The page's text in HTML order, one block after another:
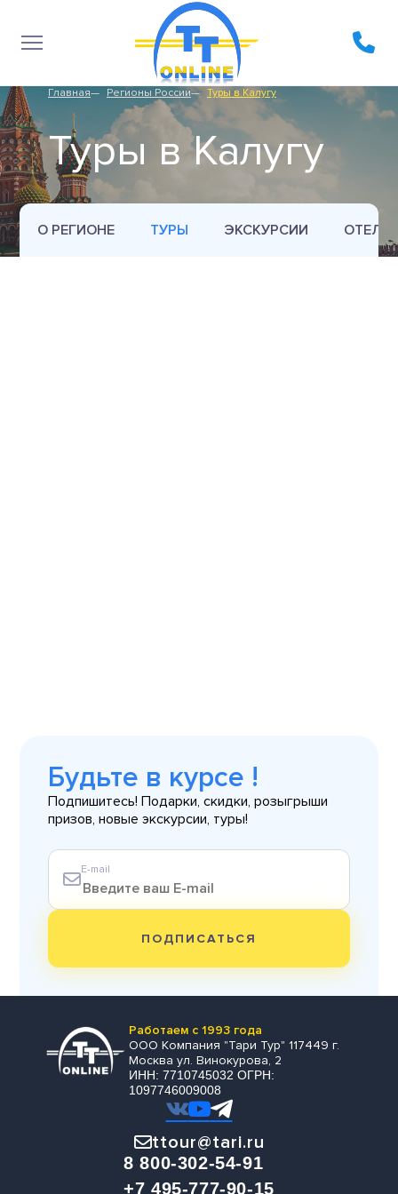
Главная Регионы России Туры в Калугу
Туры в Калугу
О РЕГИОНЕ ТУРЫ ЭКСКУРСИИ ОТЕЛИ
Будьте в курсе !
Подпишитесь! Подарки, скидки, розыгрыши
призов, новые экскурсии, туры!
E-mail
ПОДПИСАТЬСЯ
Работаем с 1993 года
ООО Компания "Тари Тур" 117449 г.
Москва ул. Винокурова, 2
ИНН: 7710745032 ОГРН:
1097746009008
ttour@tari.ru
8 800-302-54-91
+7 495-777-90-15